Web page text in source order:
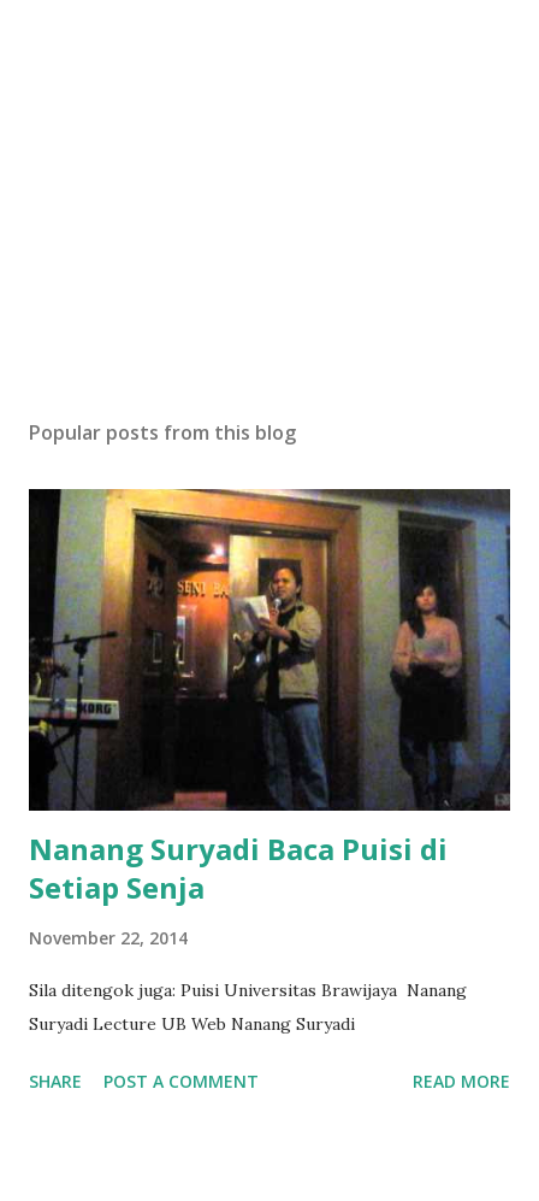
Popular posts from this blog
Nanang Suryadi Baca Puisi di
Setiap Senja
November 22, 2014
Sila ditengok juga: Puisi Universitas Brawijaya Nanang
Suryadi Lecture UB Web Nanang Suryadi
SHARE POST A COMMENT READ MORE